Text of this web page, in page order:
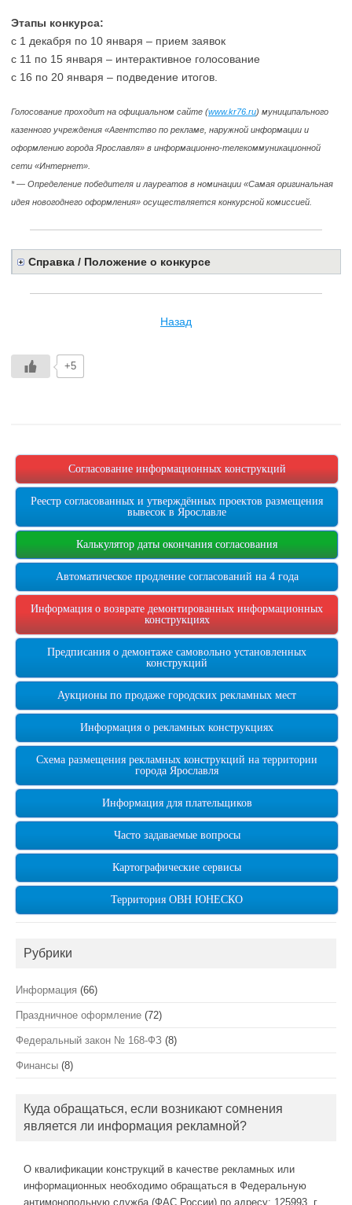
Этапы конкурса:
с 1 декабря по 10 января – прием заявок
с 11 по 15 января – интерактивное голосование
с 16 по 20 января – подведение итогов.
Голосование проходит на официальном сайте (www.kr76.ru) муниципального
казенного учреждения «Агентство по рекламе, наружной информации и
оформлению города Ярославля» в информационно-телекоммуникационной
сети «Интернет».
* — Определение победителя и лауреатов в номинации «Самая оригинальная
идея новогоднего оформления» осуществляется конкурсной комиссией.
Справка / Положение о конкурсе
Назад
+5
Согласование информационных конструкций
Реестр согласованных и утверждённых проектов размещения
вывесок в Ярославле
Калькулятор даты окончания согласования
Автоматическое продление согласований на 4 года
Информация о возврате демонтированных информационных
конструкциях
Предписания о демонтаже самовольно установленных
конструкций
Аукционы по продаже городских рекламных мест
Информация о рекламных конструкциях
Схема размещения рекламных конструкций на территории
города Ярославля
Информация для плательщиков
Часто задаваемые вопросы
Картографические сервисы
Территория ОВН ЮНЕСКО
Рубрики
Информация (66)
Праздничное оформление (72)
Федеральный закон № 168-ФЗ (8)
Финансы (8)
Куда обращаться, если возникают сомнения
является ли информация рекламной?
О квалификации конструкций в качестве рекламных или
информационных необходимо обращаться в Федеральную
антимонопольную служба (ФАС России) по адресу: 125993, г.